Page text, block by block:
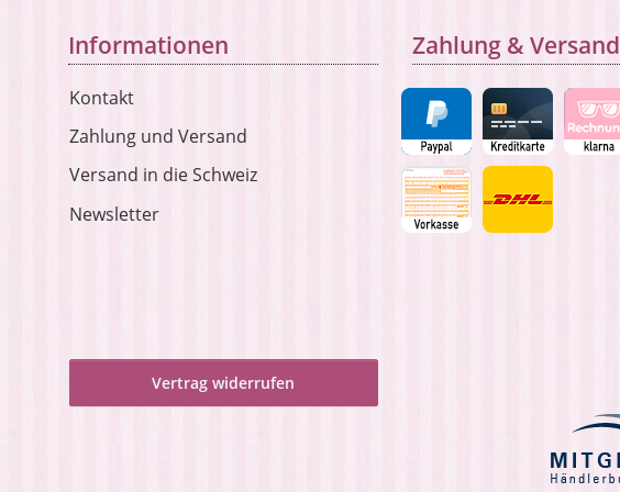
Informationen
Kontakt
Zahlung und Versand
Versand in die Schweiz
Newsletter
Zahlung & Versand
Vertrag widerrufen